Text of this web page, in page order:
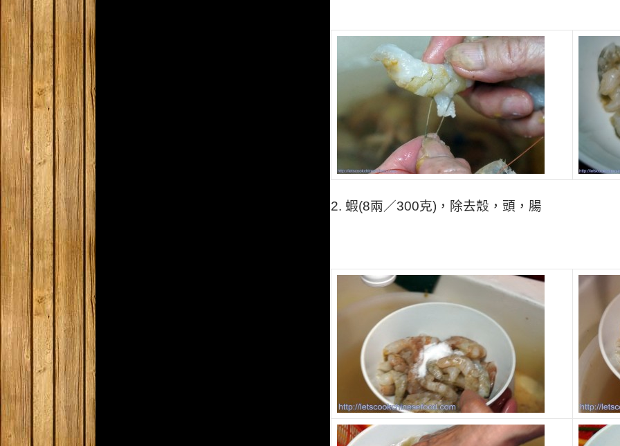
2. 蝦(8兩／300克)，除去殼，頭，腸